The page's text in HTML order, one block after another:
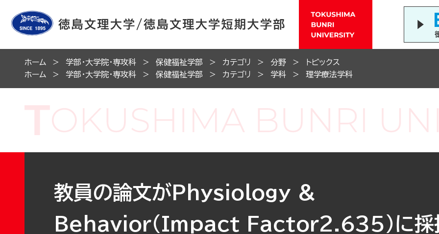
ホーム 学部・大学院・専攻科 保健福祉学部 カテゴリ 分野
トピックス
ホーム
学部・大学院・専攻科 保健福祉学部 カテゴリ 学科 理学療法学科
教員の論文がPhysiology &
Behavior（Impact Factor2.635）に採